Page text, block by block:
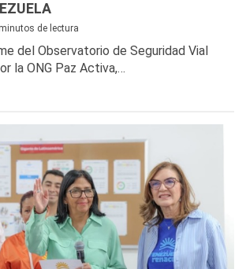
de lectura
del Observatorio de Seguridad Vial
la ONG Paz Activa,…